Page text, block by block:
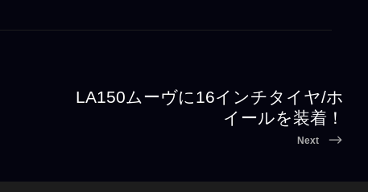
LA150ムーヴに16インチタイヤ/ホ
イールを装着！
Next